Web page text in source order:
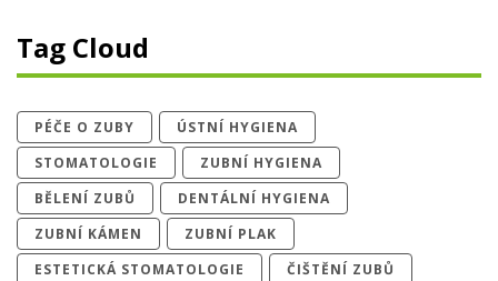
Tag Cloud
PÉČE O ZUBY
ÚSTNÍ HYGIENA
STOMATOLOGIE
ZUBNÍ HYGIENA
BĚLENÍ ZUBŮ
DENTÁLNÍ HYGIENA
ZUBNÍ KÁMEN
ZUBNÍ PLAK
ESTETICKÁ STOMATOLOGIE
ČIŠTĚNÍ ZUBŮ